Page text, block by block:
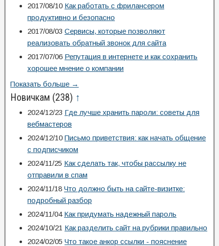
2017/08/10 Как работать с фрилансером
продуктивно и безопасно
2017/08/03 Сервисы, которые позволяют
реализовать обратный звонок для сайта
2017/07/06 Репутация в интернете и как сохранить
хорошее мнение о компании
Показать больше →
Новичкам (238) ↑
2024/12/23 Где лучше хранить пароли: советы для
вебмастеров
2024/12/10 Письмо приветствия: как начать общение
с подписчиком
2024/11/25 Как сделать так, чтобы рассылку не
отправили в спам
2024/11/18 Что должно быть на сайте-визитке:
подробный разбор
2024/11/04 Как придумать надежный пароль
2024/10/21 Как разделить сайт на рубрики правильно
2024/02/05 Что такое анкор ссылки - пояснение